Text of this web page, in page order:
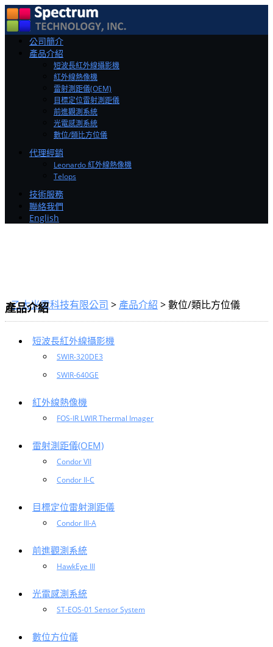
Toggle
navigation
公司簡介
產品介紹
短波長紅外線攝影機
紅外線熱像機
雷射測距儀(OEM)
目標定位雷射測距儀
前進觀測系統
光電感測系統
數位/類比方位儀
代理經銷
Leonardo 紅外線熱像機
Telops
技術服務
聯絡我們
English
乙太光電科技有限公司 > 產品介紹 >數位/類比方位儀
產品介紹
短波長紅外線攝影機
SWIR-320DE3
SWIR-640GE
紅外線熱像機
FOS-IR LWIR Thermal Imager
雷射測距儀(OEM)
Condor VII
Condor II-C
目標定位雷射測距儀
Condor III-A
前進觀測系統
HawkEye III
光電感測系統
ST-EOS-01 Sensor System
數位方位儀